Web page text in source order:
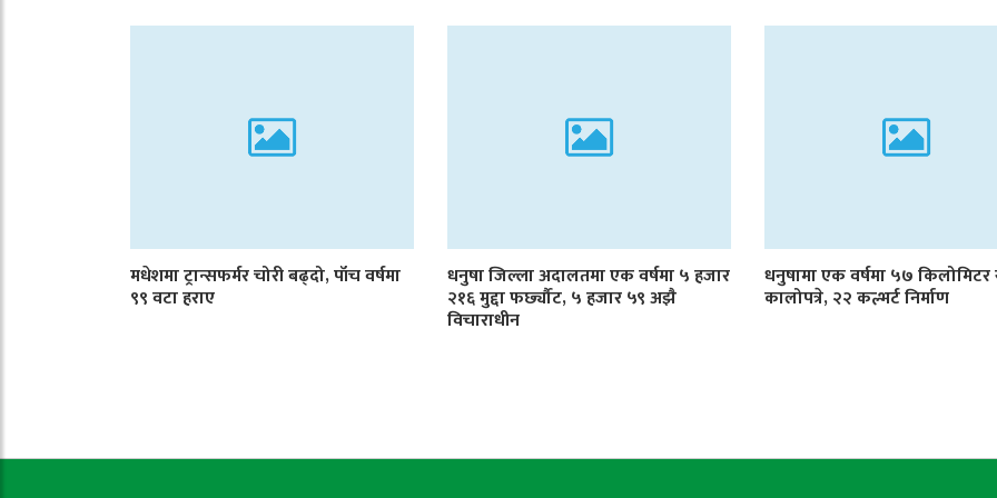
मधेशमा ट्रान्सफर्मर चोरी बढ्दो, पाँच वर्षमा
९९ वटा हराए
धनुषा जिल्ला अदालतमा एक वर्षमा ५ हजार
२१६ मुद्दा फर्छ्यौट, ५ हजार ५९ अझै
विचाराधीन
धनुषामा एक वर्षमा ५७
कालोपत्रे, २२ कल्भर्ट निर्माण